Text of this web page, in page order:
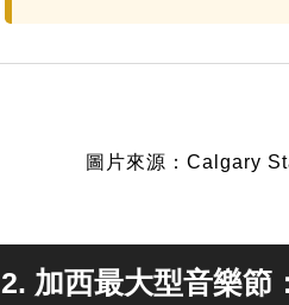
圖片來源：Calgary
2. 加西最大型音樂節